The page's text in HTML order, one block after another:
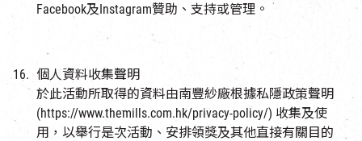
Facebook及Instagram贊助、支持或管理。
個人資料收集聲明
於此活動所取得的資料由南豐紗廠根據私隱政策聲明
(https://www.themills.com.hk/privacy-policy/) 收集及使
用，以舉行是次活動、安排領獎及其他直接有關目的